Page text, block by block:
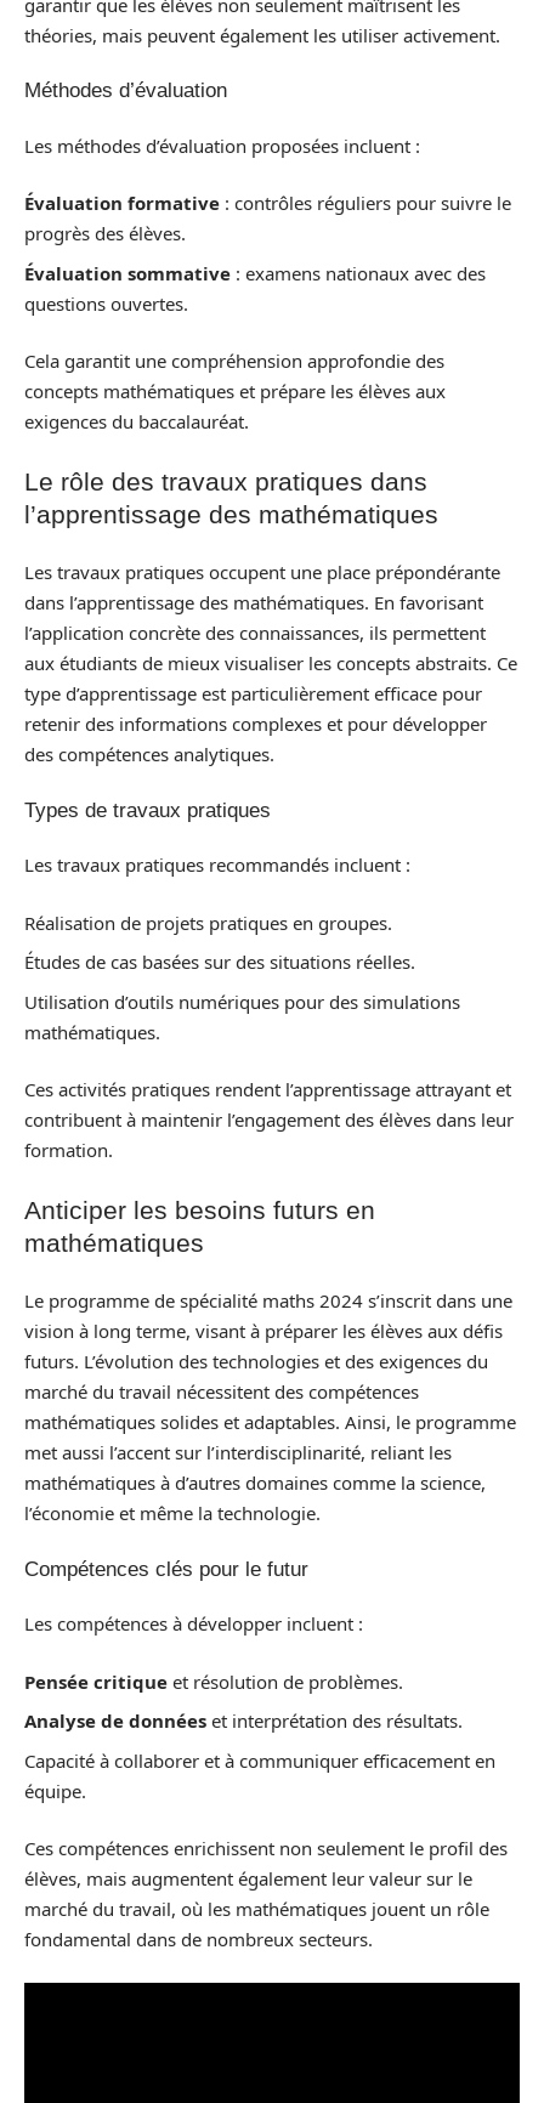
théories, mais peuvent également les utiliser activement.
Méthodes d’évaluation
Les méthodes d’évaluation proposées incluent :
Évaluation formative : contrôles réguliers pour suivre le
progrès des élèves.
Évaluation sommative : examens nationaux avec des
questions ouvertes.
Cela garantit une compréhension approfondie des
concepts mathématiques et prépare les élèves aux
exigences du baccalauréat.
Le rôle des travaux pratiques dans
l’apprentissage des mathématiques
Les travaux pratiques occupent une place prépondérante
dans l’apprentissage des mathématiques. En favorisant
l’application concrète des connaissances, ils permettent
aux étudiants de mieux visualiser les concepts abstraits. Ce
type d’apprentissage est particulièrement efficace pour
retenir des informations complexes et pour développer
des compétences analytiques.
Types de travaux pratiques
Les travaux pratiques recommandés incluent :
Réalisation de projets pratiques en groupes.
Études de cas basées sur des situations réelles.
Utilisation d’outils numériques pour des simulations
mathématiques.
Ces activités pratiques rendent l’apprentissage attrayant et
contribuent à maintenir l’engagement des élèves dans leur
formation.
Anticiper les besoins futurs en
mathématiques
Le programme de spécialité maths 2024 s’inscrit dans une
vision à long terme, visant à préparer les élèves aux défis
futurs. L’évolution des technologies et des exigences du
marché du travail nécessitent des compétences
mathématiques solides et adaptables. Ainsi, le programme
met aussi l’accent sur l’interdisciplinarité, reliant les
mathématiques à d’autres domaines comme la science,
l’économie et même la technologie.
Compétences clés pour le futur
Les compétences à développer incluent :
Pensée critique et résolution de problèmes.
Analyse de données et interprétation des résultats.
Capacité à collaborer et à communiquer efficacement en
équipe.
Ces compétences enrichissent non seulement le profil des
élèves, mais augmentent également leur valeur sur le
marché du travail, où les mathématiques jouent un rôle
fondamental dans de nombreux secteurs.